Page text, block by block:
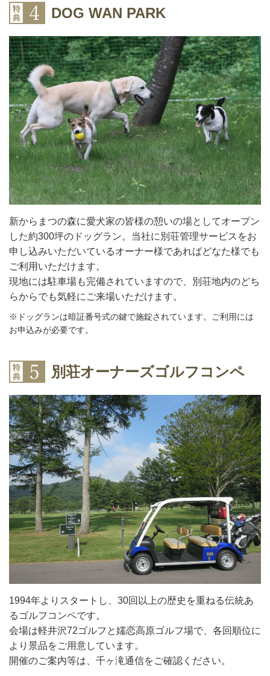
DOG WAN PARK
新からまつの森に愛犬家の皆様の憩いの場としてオープン
した約300坪のドッグラン。当社に別荘管理サービスをお
申し込みいただいているオーナー様であればどなた様でも
ご利用いただけます。
現地には駐車場も完備されていますので、別荘地内のどち
らからでも気軽にご来場いただけます。
※ドッグランは暗証番号式の鍵で施錠されています。ご利用には
お申込みが必要です。
別荘オーナーズゴルフコンペ
1994年よりスタートし、30回以上の歴史を重ねる伝統あ
るゴルフコンペです。
会場は軽井沢72ゴルフと嬬恋高原ゴルフ場で、各回順位に
より景品をご用意しています。
開催のご案内等は、千ヶ滝通信をご確認ください。